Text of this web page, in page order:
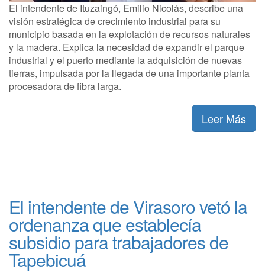
El intendente de Ituzaingó, Emilio Nicolás, describe una
visión estratégica de crecimiento industrial para su
municipio basada en la explotación de recursos naturales
y la madera. Explica la necesidad de expandir el parque
industrial y el puerto mediante la adquisición de nuevas
tierras, impulsada por la llegada de una importante planta
procesadora de fibra larga.
Leer Más
El intendente de Virasoro vetó la
ordenanza que establecía
subsidio para trabajadores de
Tapebicuá